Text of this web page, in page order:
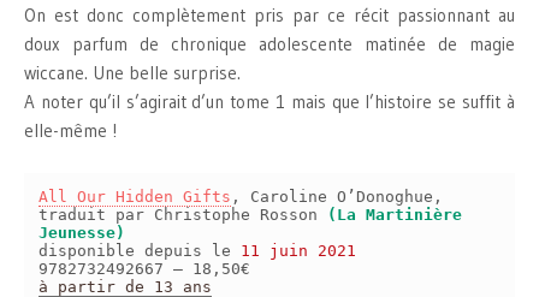
On est donc complètement pris par ce récit passionnant au
doux parfum de chronique adolescente matinée de magie
wiccane. Une belle surprise.
A noter qu’il s’agirait d’un tome 1 mais que l’histoire se suffit à
elle-même !
All Our Hidden Gifts , Caroline O’Donoghue,
traduit par Christophe Rosson
(La Martinière
Jeunesse)
disponible depuis le 11 juin 2021
9782732492667 – 18,50€
à partir de 13 ans